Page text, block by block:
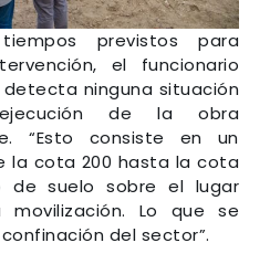
previstos para
el funcionario
ninguna situación
de la obra
“Esto consiste en un
la cota 200 hasta la cota
de suelo sobre el lugar
Lo que se
del sector”.